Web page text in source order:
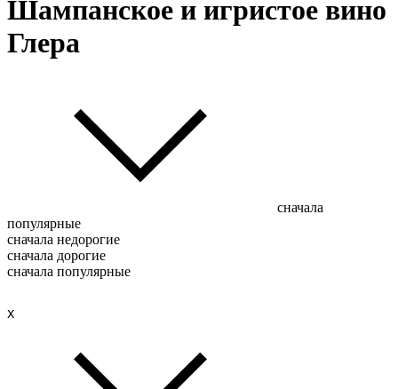
Шампанское и игристое вино
Глера
сначала
популярные
сначала недорогие
сначала дорогие
сначала популярные
x